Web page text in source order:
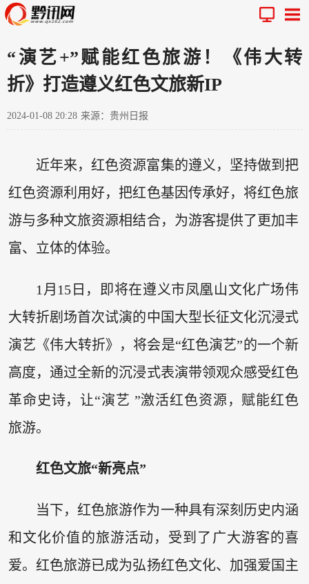
“演艺+”赋能红色旅游！《伟大转
折》打造遵义红色文旅新IP
2024-01-08 20:28 来源：贵州日报
近年来，红色资源富集的遵义，坚持做到把
红色资源利用好，把红色基因传承好，将红色旅
游与多种文旅资源相结合，为游客提供了更加丰
富、立体的体验。
1月15日，即将在遵义市凤凰山文化广场伟
大转折剧场首次试演的中国大型长征文化沉浸式
演艺《伟大转折》，将会是“红色演艺”的一个新
高度，通过全新的沉浸式表演带领观众感受红色
革命史诗，让“演艺 ”激活红色资源，赋能红色
旅游。
红色文旅“新亮点”
当下，红色旅游作为一种具有深刻历史内涵
和文化价值的旅游活动，受到了广大游客的喜
爱。红色旅游已成为弘扬红色文化、加强爱国主